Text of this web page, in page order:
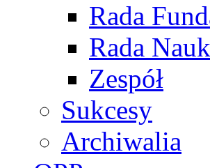
Rada
Rada
Zespół
Sukcesy
Archiwalia